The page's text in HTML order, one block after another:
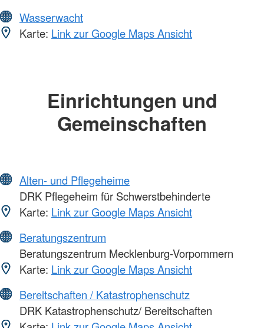
Wasserwacht
Karte: Link zur Google Maps Ansicht
Einrichtungen und
Gemeinschaften
Alten- und Pflegeheime
DRK Pflegeheim für Schwerstbehinderte
Karte: Link zur Google Maps Ansicht
Beratungszentrum
Beratungszentrum Mecklenburg-Vorpommern
Karte: Link zur Google Maps Ansicht
Bereitschaften / Katastrophenschutz
DRK Katastrophenschutz/ Bereitschaften